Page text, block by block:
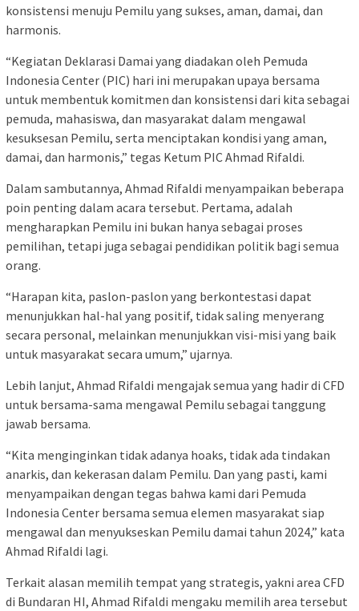
konsistensi menuju Pemilu yang sukses, aman, damai, dan
harmonis.
“Kegiatan Deklarasi Damai yang diadakan oleh Pemuda
Indonesia Center (PIC) hari ini merupakan upaya bersama
untuk membentuk komitmen dan konsistensi dari kita sebagai
pemuda, mahasiswa, dan masyarakat dalam mengawal
kesuksesan Pemilu, serta menciptakan kondisi yang aman,
damai, dan harmonis,” tegas Ketum PIC Ahmad Rifaldi.
Dalam sambutannya, Ahmad Rifaldi menyampaikan beberapa
poin penting dalam acara tersebut. Pertama, adalah
mengharapkan Pemilu ini bukan hanya sebagai proses
pemilihan, tetapi juga sebagai pendidikan politik bagi semua
orang.
“Harapan kita, paslon-paslon yang berkontestasi dapat
menunjukkan hal-hal yang positif, tidak saling menyerang
secara personal, melainkan menunjukkan visi-misi yang baik
untuk masyarakat secara umum,” ujarnya.
Lebih lanjut, Ahmad Rifaldi mengajak semua yang hadir di CFD
untuk bersama-sama mengawal Pemilu sebagai tanggung
jawab bersama.
“Kita menginginkan tidak adanya hoaks, tidak ada tindakan
anarkis, dan kekerasan dalam Pemilu. Dan yang pasti, kami
menyampaikan dengan tegas bahwa kami dari Pemuda
Indonesia Center bersama semua elemen masyarakat siap
mengawal dan menyukseskan Pemilu damai tahun 2024,” kata
Ahmad Rifaldi lagi.
Terkait alasan memilih tempat yang strategis, yakni area CFD
di Bundaran HI, Ahmad Rifaldi mengaku memilih area tersebut